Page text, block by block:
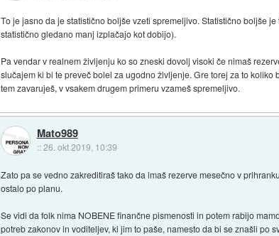
To je jasno da je statistično boljše vzeti spremeljivo. Statistično boljše
statistično gledano manj izplačajo kot dobijo).
Pa vendar v realnem življenju ko so zneski dovolj visoki če nimaš
slučajem ki bi te preveč bolel za ugodno življenje. Gre torej za to
tem zavaruješ, v vsakem drugem primeru vzameš spremeljivo.
Mato989
::26. okt 2019, 10:39
Zato pa se vedno zakreditiraš tako da imaš rezerve mesečno v
ostalo po planu.
Se vidi da folk nima NOBENE finančne pismenosti in potem rabijo
potreb zakonov in voditeljev, ki jim to paše, namesto da bi se znašli